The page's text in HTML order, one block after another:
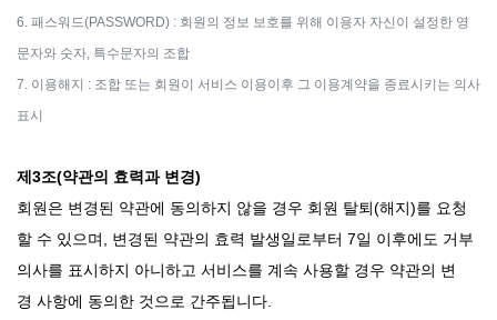
6. 패스워드(PASSWORD) : 회원의 정보 보호를 위해 이용자 자신이 설정한 영
문자와 숫자, 특수문자의 조합
7. 이용해지 : 조합 또는 회원이 서비스 이용이후 그 이용계약을 종료시키는 의사
표시
제3조(약관의 효력과 변경)
회원은 변경된 약관에 동의하지 않을 경우 회원 탈퇴(해지)를 요청
할 수 있으며, 변경된 약관의 효력 발생일로부터 7일 이후에도 거부
의사를 표시하지 아니하고 서비스를 계속 사용할 경우 약관의 변
경 사항에 동의한 것으로 간주됩니다.